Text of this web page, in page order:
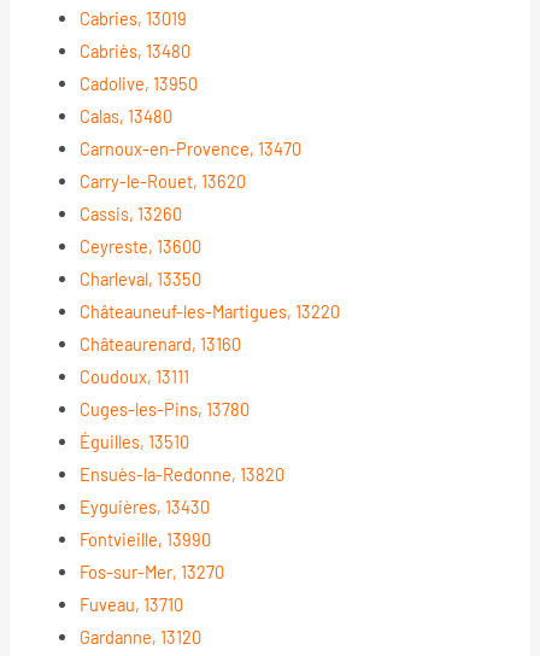
Cabries, 13019
Cabriès, 13480
Cadolive, 13950
Calas, 13480
Carnoux-en-Provence, 13470
Carry-le-Rouet, 13620
Cassis, 13260
Ceyreste, 13600
Charleval, 13350
Châteauneuf-les-Martigues, 13220
Châteaurenard, 13160
Coudoux, 13111
Cuges-les-Pins, 13780
Éguilles, 13510
Ensuès-la-Redonne, 13820
Eyguières, 13430
Fontvieille, 13990
Fos-sur-Mer, 13270
Fuveau, 13710
Gardanne, 13120